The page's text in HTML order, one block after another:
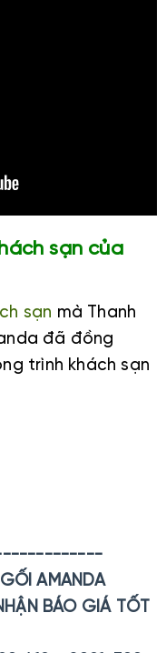
sạn của
sạn mà Thanh
đã đồng
trình khách sạn
AMANDA
BÁO GIÁ TỐT